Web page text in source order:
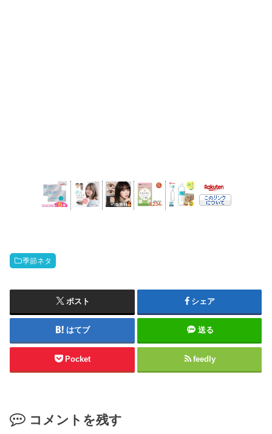
季節ネタ
ポスト シェア
はてブ 送る
Pocket feedly
コメントを残す